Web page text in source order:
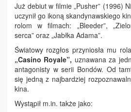
Już debiut w filmie „Pusher” (1996)
uczynił go ikoną skandynawskiego
rolom w filmach: „Bleeder”,
serca” oraz „Jabłka Adama”.
Światowy rozgłos przyniosła mu rola
„Casino Royale”, uznawana za
antagonisty w serii Bondów. Od
się jedną z najbardziej
kina.
Wystąpił m.in. także jako: